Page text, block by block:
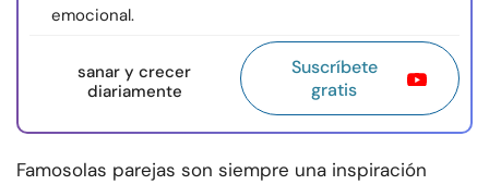
emocional.
sanar y crecer
diariamente
Suscríbete
gratis
Famosolas parejas son siempre una inspiración